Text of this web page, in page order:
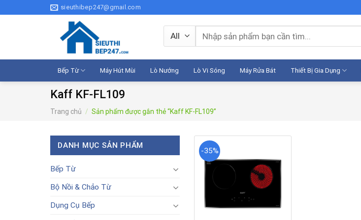
to
sieuthibep247@gmail.com
Tìm
kiếm:
Bếp Từ Máy Hút Mùi Lò Nướng Lò Vi Sóng Máy Rửa Bát Thiết Bị Gia Dụng
Kaff KF-FL109
Trang chủ / Sản phẩm được gắn thẻ “Kaff KF-FL109”
DANH MỤC SẢN PHẨM
Bếp Từ
Bộ Nồi & Chảo Từ
Dụng Cụ Bếp
-35%